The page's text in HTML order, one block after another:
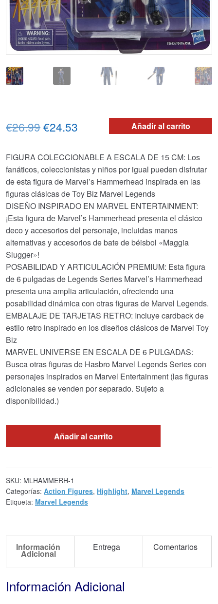
Añadir al carrito
€26.99El
original
era:
€26.99.
€24.53
actual
es:
€24.53.
FIGURA COLECCIONABLE A ESCALA DE 15 CM: Los
fanáticos, coleccionistas y niños por igual pueden disfrutar
de esta figura de Marvel’s Hammerhead inspirada en las
figuras clásicas de Toy Biz Marvel Legends
DISEÑO INSPIRADO EN MARVEL ENTERTAINMENT:
¡Esta figura de Marvel’s Hammerhead presenta el clásico
deco y accesorios del personaje, incluidas manos
alternativas y accesorios de bate de béisbol «Maggia
Slugger»!
POSABILIDAD Y ARTICULACIÓN PREMIUM: Esta figura
de 6 pulgadas de Legends Series Marvel’s Hammerhead
presenta una amplia articulación, ofreciendo una
posabilidad dinámica con otras figuras de Marvel Legends.
EMBALAJE DE TARJETAS RETRO: Incluye cardback de
estilo retro inspirado en los diseños clásicos de Marvel Toy
Biz
MARVEL UNIVERSE EN ESCALA DE 6 PULGADAS:
Busca otras figuras de Hasbro Marvel Legends Series con
personajes inspirados en Marvel Entertainment (las figuras
adicionales se venden por separado. Sujeto a
disponibilidad.)
Añadir al carrito
SKU: MLHAMMERH-1
Categorías: Action Figures, Highlight, Marvel Legends
Etiqueta: Marvel Legends
Información
Adicional
Entrega Comentarios
Información Adicional